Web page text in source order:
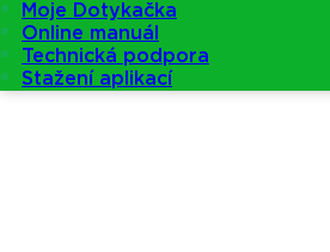
Moje Dotykačka
Online manuál
Technická podpora
Stažení aplikací